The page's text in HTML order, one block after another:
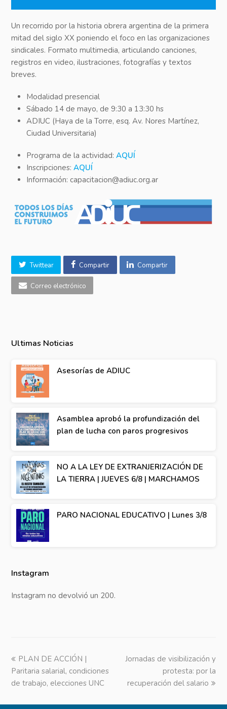
Un recorrido por la historia obrera argentina de la primera
mitad del siglo XX poniendo el foco en las organizaciones
sindicales. Formato multimedia, articulando canciones,
registros en video, ilustraciones, fotografías y textos
breves.
Modalidad presencial
Sábado 14 de mayo, de 9:30 a 13:30 hs
ADIUC (Haya de la Torre, esq. Av. Nores Martínez,
Ciudad Universitaria)
Programa de la actividad:AQUÍ
Inscripciones:AQUÍ
Información: capacitacion@adiuc.org.ar
Twittear Compartir Compartir
Correo electrónico
Ultimas Noticias
Asesorías de ADIUC
Asamblea aprobó la profundización del
plan de lucha con paros progresivos
NO A LA LEY DE EXTRANJERIZACIÓN DE
LA TIERRA | JUEVES 6/8 | MARCHAMOS
PARO NACIONAL EDUCATIVO | Lunes 3/8
Instagram
Instagram no devolvió un 200.
previous
post:
PLAN DE ACCIÓN |
Paritaria salarial, condiciones
de trabajo, elecciones UNC
next
Jornadas de visibilización y
protesta: por la
recuperación del salario